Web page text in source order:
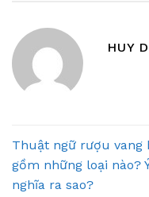
HUY
Thuật ngữ rượu vang
gồm những loại nào?
nghĩa ra sao?